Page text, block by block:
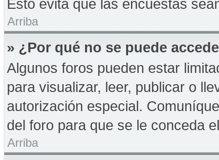
Esto evita que las encuestas
Arriba
» ¿Por qué no se puede
Algunos foros pueden estar
para visualizar, leer, publicar o
autorización especial.
del foro para que se le conceda
Arriba